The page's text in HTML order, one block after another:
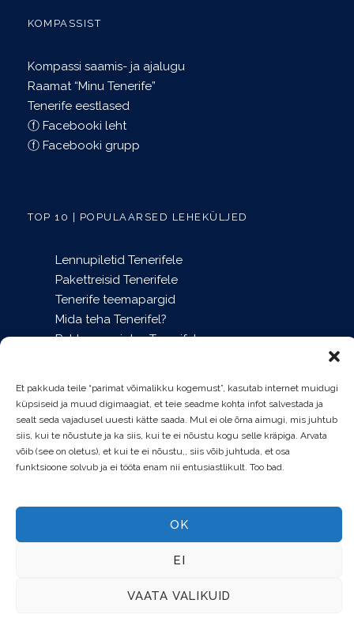
Et pakkuda teile “parimat võimalikku kogemust”, kasutab internet muidugi
küpsiseid ja muud digimaagiat, et teie seadme kohta infot salvestada ja
sealt seda vajadusel uuesti kätte saada. Mul ei ole õrna aimugi, mis juhtub
siis, kui te nõustute ja ka siis, kui te ei nõustu kogu selle kräpiga. Arvata
võib (see on oletus), et kui te ei nõustu,, siis võib juhtuda, et osa
funktsioone solvub ja ei tööta enam nii entusiastlikult. Too bad.
OK
EI
VAATA VALIKUID
KOMPASSIST
Kompassi saamis- ja ajalugu
Raamat “Minu Tenerife”
Tenerife eestlased
ⓕ Facebooki leht
ⓕ Facebooki grupp
TOP 10 | POPULAARSED LEHEKÜLJED
Lennupiletid Tenerifele
Pakettreisid Tenerifele
Tenerife teemapargid
Mida teha Tenerifel?
Puhkusemajutus Tenerifel
Vaalavaatlused Tenerifel
Broneeri pileteid
Tenerife info
© 2008-2026 OLAVI ANTONS & TENERIFE
KOMPASS OÜ | TENERIFE EKSKURSIOONID JA
PILETID 24/7/365